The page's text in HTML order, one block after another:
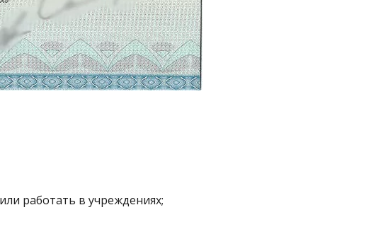
работать в учреждениях;